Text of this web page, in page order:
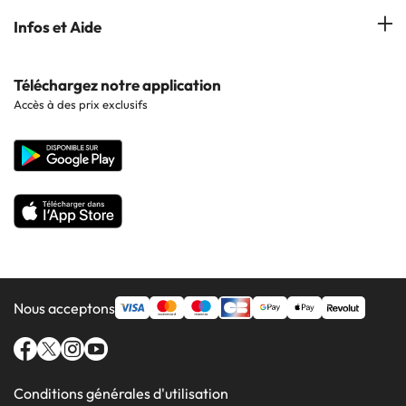
Hôtels à Cala d'Or
Hôtels à Lluchmajor
Hôtels à Barcelone
Hôtels en Séville
Hôtels en Grenade
Infos et Aide
Contactez-nous
Site corporate
Téléchargez notre application
Accès à des prix exclusifs
Nous acceptons
Conditions générales d'utilisation